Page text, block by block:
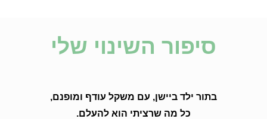
סיפור השינוי שלי
בתור ילד ביישן, עם משקל עודף ומופנם,
כל מה שרציתי הוא להעלם.